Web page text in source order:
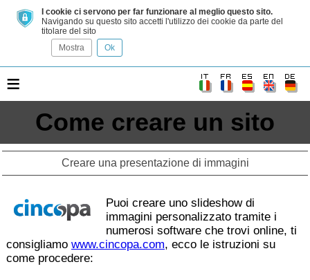
I cookie ci servono per far funzionare al meglio questo sito.
Navigando su questo sito accetti l'utilizzo dei cookie da parte del
titolare del sito
Mostra
Ok
≡
Come creare un sito
Creare una presentazione di immagini
Puoi creare uno slideshow di
immagini personalizzato tramite i
numerosi software che trovi online, ti
consigliamo www.cincopa.com, ecco le istruzioni su
come procedere: